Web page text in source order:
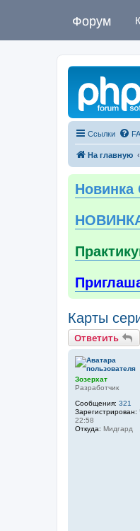
Форум
Ссылки
На главную
Новинка
Карты
Ответить
Зозерхат
Разработчик
Сообщения: 321
Зарегистрирован:
22:58
Откуда: Мидгард